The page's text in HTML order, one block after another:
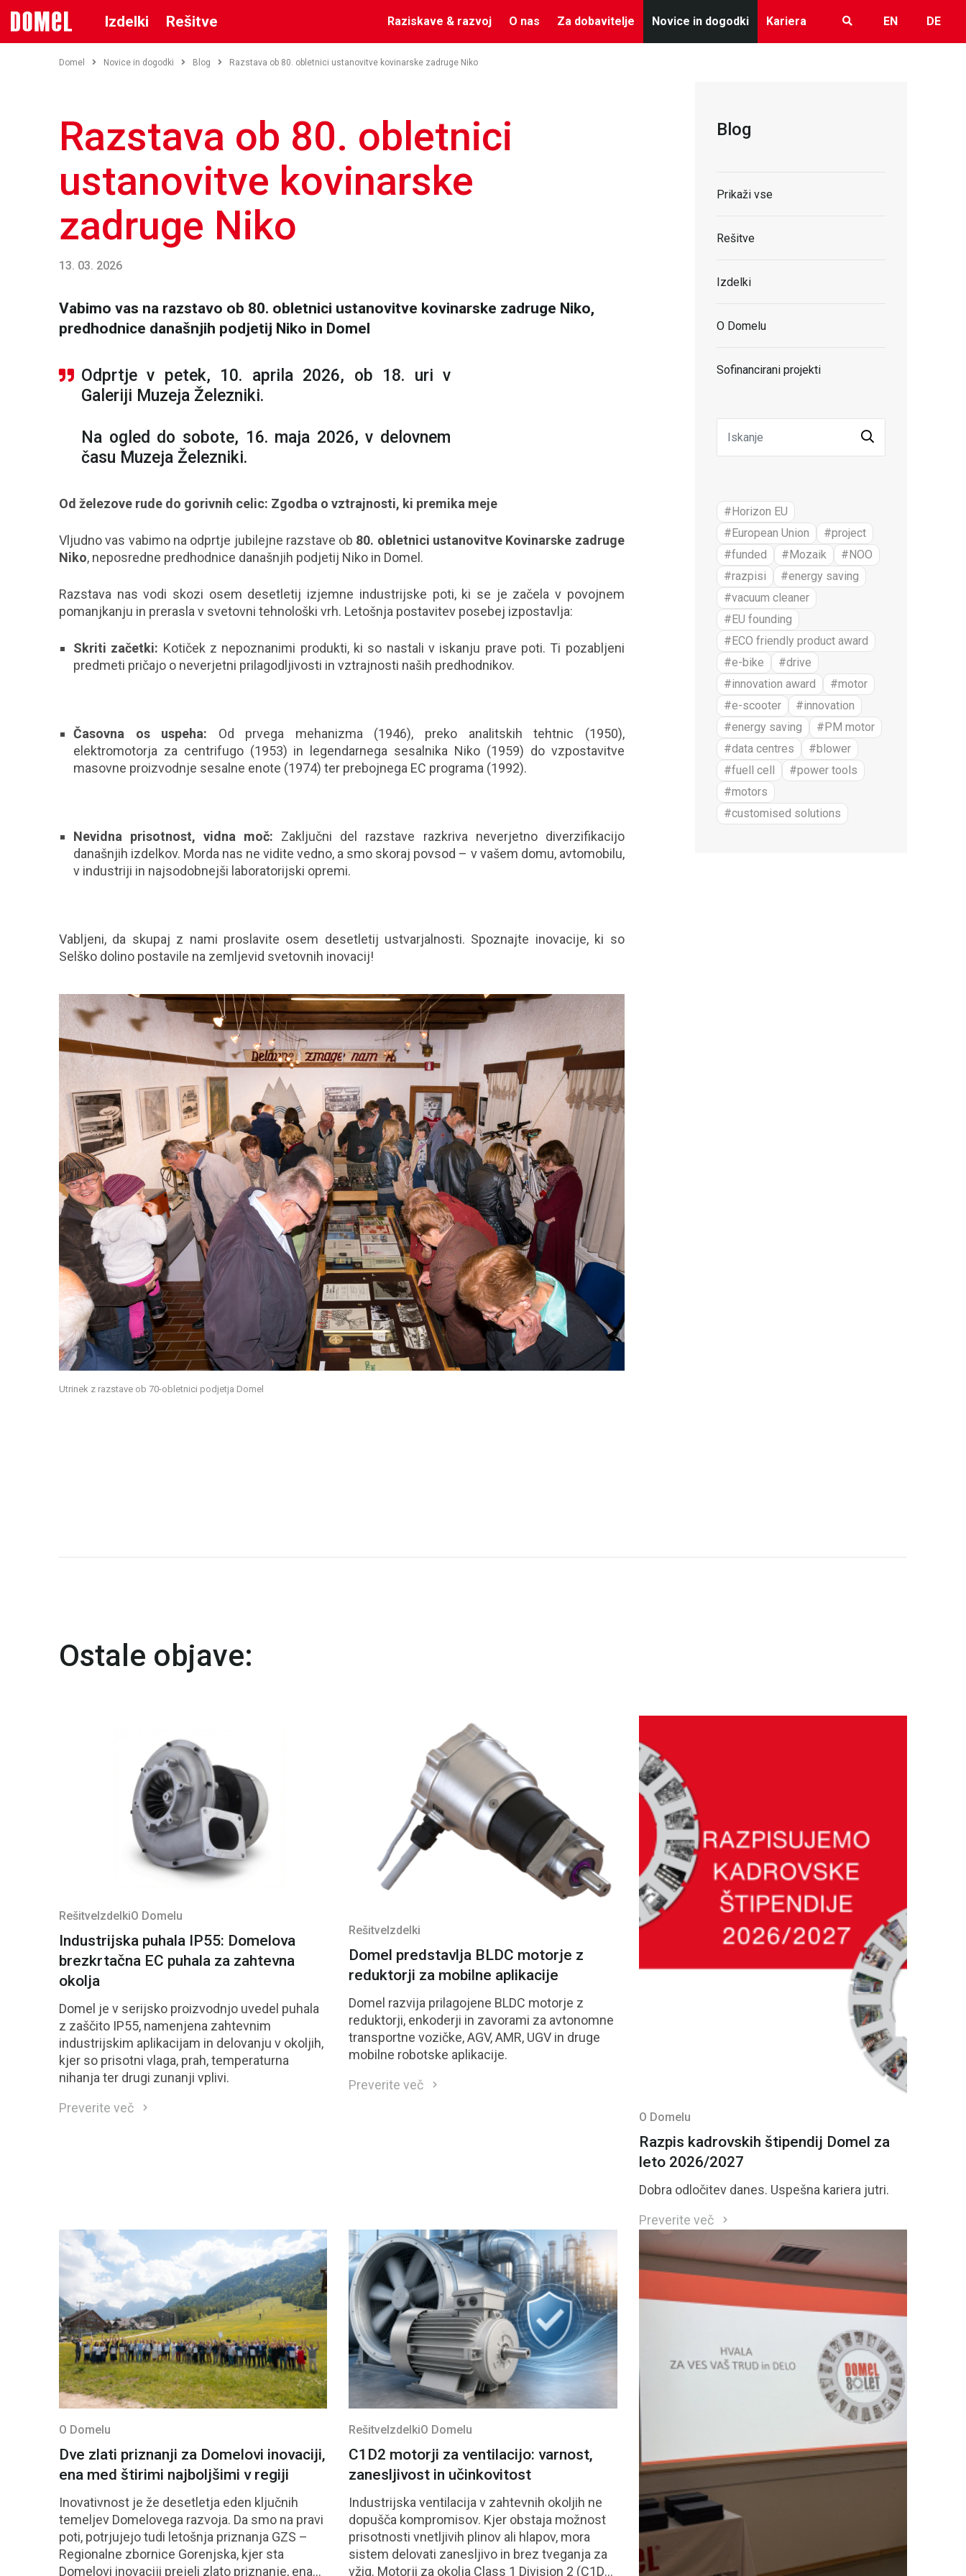
Izdelki Rešitve Raziskave & razvoj O nas Za dobavitelje Novice in dogodki Kariera EN DE
Domel Novice in dogodki Blog Razstava ob 80. obletnici ustanovitve kovinarske zadruge Niko
Razstava ob 80. obletnici
ustanovitve kovinarske
zadruge Niko
13. 03. 2026
Vabimo vas na razstavo ob 80. obletnici ustanovitve kovinarske zadruge Niko,
predhodnice današnjih podjetij Niko in Domel
Odprtje v petek, 10. aprila 2026, ob 18. uri v
Galeriji Muzeja Železniki.
Na ogled do sobote, 16. maja 2026, v delovnem
času Muzeja Železniki.
Od železove rude do gorivnih celic: Zgodba o vztrajnosti, ki premika meje
Vljudno vas vabimo na odprtje jubilejne razstave ob 80. obletnici ustanovitve Kovinarske zadruge
Niko, neposredne predhodnice današnjih podjetij Niko in Domel.
Razstava nas vodi skozi osem desetletij izjemne industrijske poti, ki se je začela v povojnem
pomanjkanju in prerasla v svetovni tehnološki vrh. Letošnja postavitev posebej izpostavlja:
Skriti začetki: Kotiček z nepoznanimi produkti, ki so nastali v iskanju prave poti. Ti pozabljeni
predmeti pričajo o neverjetni prilagodljivosti in vztrajnosti naših predhodnikov.
Časovna os uspeha: Od prvega mehanizma (1946), preko analitskih tehtnic (1950),
elektromotorja za centrifugo (1953) in legendarnega sesalnika Niko (1959) do vzpostavitve
masovne proizvodnje sesalne enote (1974) ter prebojnega EC programa (1992).
Nevidna prisotnost, vidna moč: Zaključni del razstave razkriva neverjetno diverzifikacijo
današnjih izdelkov. Morda nas ne vidite vedno, a smo skoraj povsod – v vašem domu, avtomobilu,
v industriji in najsodobnejši laboratorijski opremi.
Vabljeni, da skupaj z nami proslavite osem desetletij ustvarjalnosti. Spoznajte inovacije, ki so
Selško dolino postavile na zemljevid svetovnih inovacij!
Utrinek z razstave ob 70-obletnici podjetja Domel
Blog
Prikaži vse
Rešitve
Izdelki
O Domelu
Sofinancirani projekti
#Horizon EU
#European Union
#project
#funded
#Mozaik
#NOO
#razpisi
#energy saving
#vacuum cleaner
#EU founding
#ECO friendly product award
#e-bike
#drive
#innovation award
#motor
#e-scooter
#innovation
#energy saving
#PM motor
#data centres
#blower
#fuell cell
#power tools
#motors
#customised solutions
Ostale objave:
Rešitve IzdelkiO Domelu
Industrijska puhala IP55: Domelova
brezkrtačna EC puhala za zahtevna
okolja
Domel je v serijsko proizvodnjo uvedel puhala
z zaščito IP55, namenjena zahtevnim
industrijskim aplikacijam in delovanju v okoljih,
kjer so prisotni vlaga, prah, temperaturna
nihanja ter drugi zunanji vplivi.
Preverite več
Rešitve Izdelki
Domel predstavlja BLDC motorje z
reduktorji za mobilne aplikacije
Domel razvija prilagojene BLDC motorje z
reduktorji, enkoderji in zavorami za avtonomne
transportne vozičke, AGV, AMR, UGV in druge
mobilne robotske aplikacije.
Preverite več
O Domelu
Razpis kadrovskih štipendij Domel za
leto 2026/2027
Dobra odločitev danes. Uspešna kariera jutri.
Preverite več
O Domelu
Dve zlati priznanji za Domelovi inovaciji,
ena med štirimi najboljšimi v regiji
Inovativnost je že desetletja eden ključnih
temeljev Domelovega razvoja. Da smo na pravi
poti, potrjujejo tudi letošnja priznanja GZS –
Regionalne zbornice Gorenjska, kjer sta
Domelovi inovaciji prejeli zlato priznanje, ena
RešitveIzdelkiO Domelu
C1D2 motorji za ventilacijo: varnost,
zanesljivost in učinkovitost
Industrijska ventilacija v zahtevnih okoljih ne
dopušča kompromisov. Kjer obstaja možnost
prisotnosti vnetljivih plinov ali hlapov, mora
sistem delovati zanesljivo in brez tveganja za
vžig. Motorji za okolja Class 1 Division 2 (C1D2)